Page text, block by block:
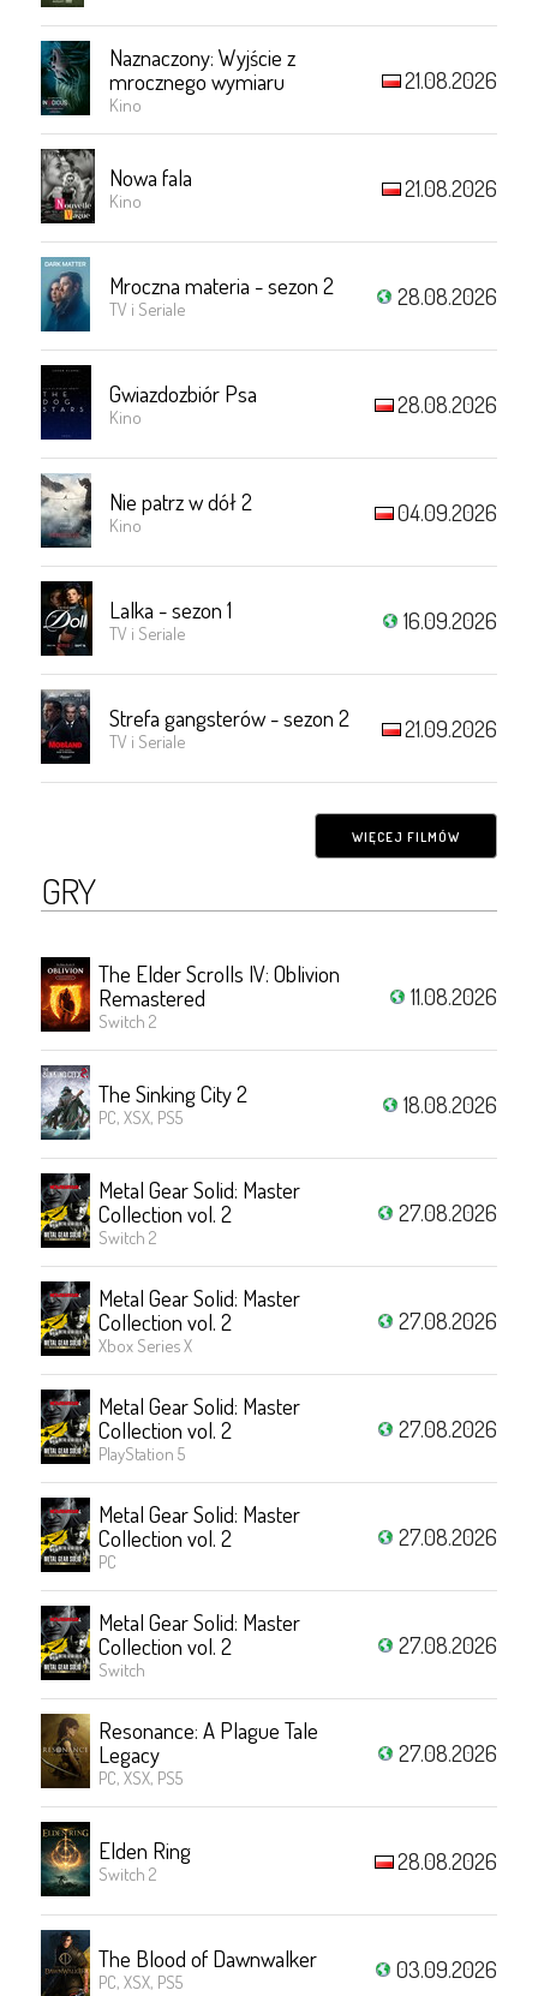
Naznaczony: Wyjście z
mrocznego wymiaru
Kino
21.08.2026
Nowa fala
Kino 21.08.2026
Mroczna materia - sezon 2
TV i Seriale 28.08.2026
Gwiazdozbiór Psa
Kino 28.08.2026
Nie patrz w dół 2
Kino 04.09.2026
Lalka - sezon 1
TV i Seriale 16.09.2026
Strefa gangsterów - sezon 2
TV i Seriale 21.09.2026
WIĘCEJ FILMÓW
GRY
The Elder Scrolls IV: Oblivion
Remastered
Switch 2
11.08.2026
The Sinking City 2
PC, XSX, PS5 18.08.2026
Metal Gear Solid: Master
Collection vol. 2
Switch 2
27.08.2026
Metal Gear Solid: Master
Collection vol. 2
Xbox Series X
27.08.2026
Metal Gear Solid: Master
Collection vol. 2
PlayStation 5
27.08.2026
Metal Gear Solid: Master
Collection vol. 2
PC
27.08.2026
Metal Gear Solid: Master
Collection vol. 2
Switch
27.08.2026
Resonance: A Plague Tale
Legacy
PC, XSX, PS5
27.08.2026
Elden Ring
Switch 2 28.08.2026
The Blood of Dawnwalker
PC, XSX, PS5 03.09.2026